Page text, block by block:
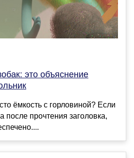
это объяснение
ёмкость с горловиной? Если
после прочтения заголовка,